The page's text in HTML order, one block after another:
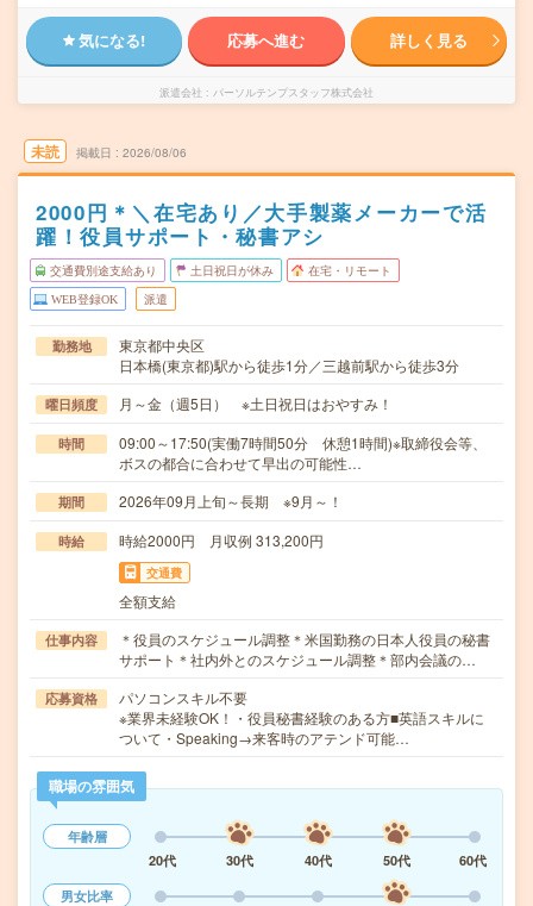
気になる! 応募へ進む 詳しく見る
派遣会社 パーソルテンプスタッフ株式会社
未読 掲載日 2026/08/06
2000円＊＼在宅あり／大手製薬メーカーで活
躍！役員サポート・秘書アシ
交通費別途支給あり 土日祝日が休み 在宅・リモート
WEB登録OK 派遣
勤務地
東京都中央区
日本橋(東京都)駅から徒歩1分／三越前駅から徒歩3分
曜日頻度 月～金（週5日） ※土日祝日はおやすみ！
時間
09:00～17:50(実働7時間50分 休憩1時間)※取締役会等、
ボスの都合に合わせて早出の可能性…
期間 2026年09月上旬～長期 ※9月～！
時給 時給2000円 月収例 313,200円
交通費
全額支給
仕事内容
＊役員のスケジュール調整＊米国勤務の日本人役員の秘書
サポート＊社内外とのスケジュール調整＊部内会議の…
応募資格
パソコンスキル不要
※業界未経験OK！・役員秘書経験のある方■英語スキルに
ついて・Speaking→来客時のアテンド可能…
職場の雰囲気
年齢層
20代
30代 40代 50代
60代
男女比率